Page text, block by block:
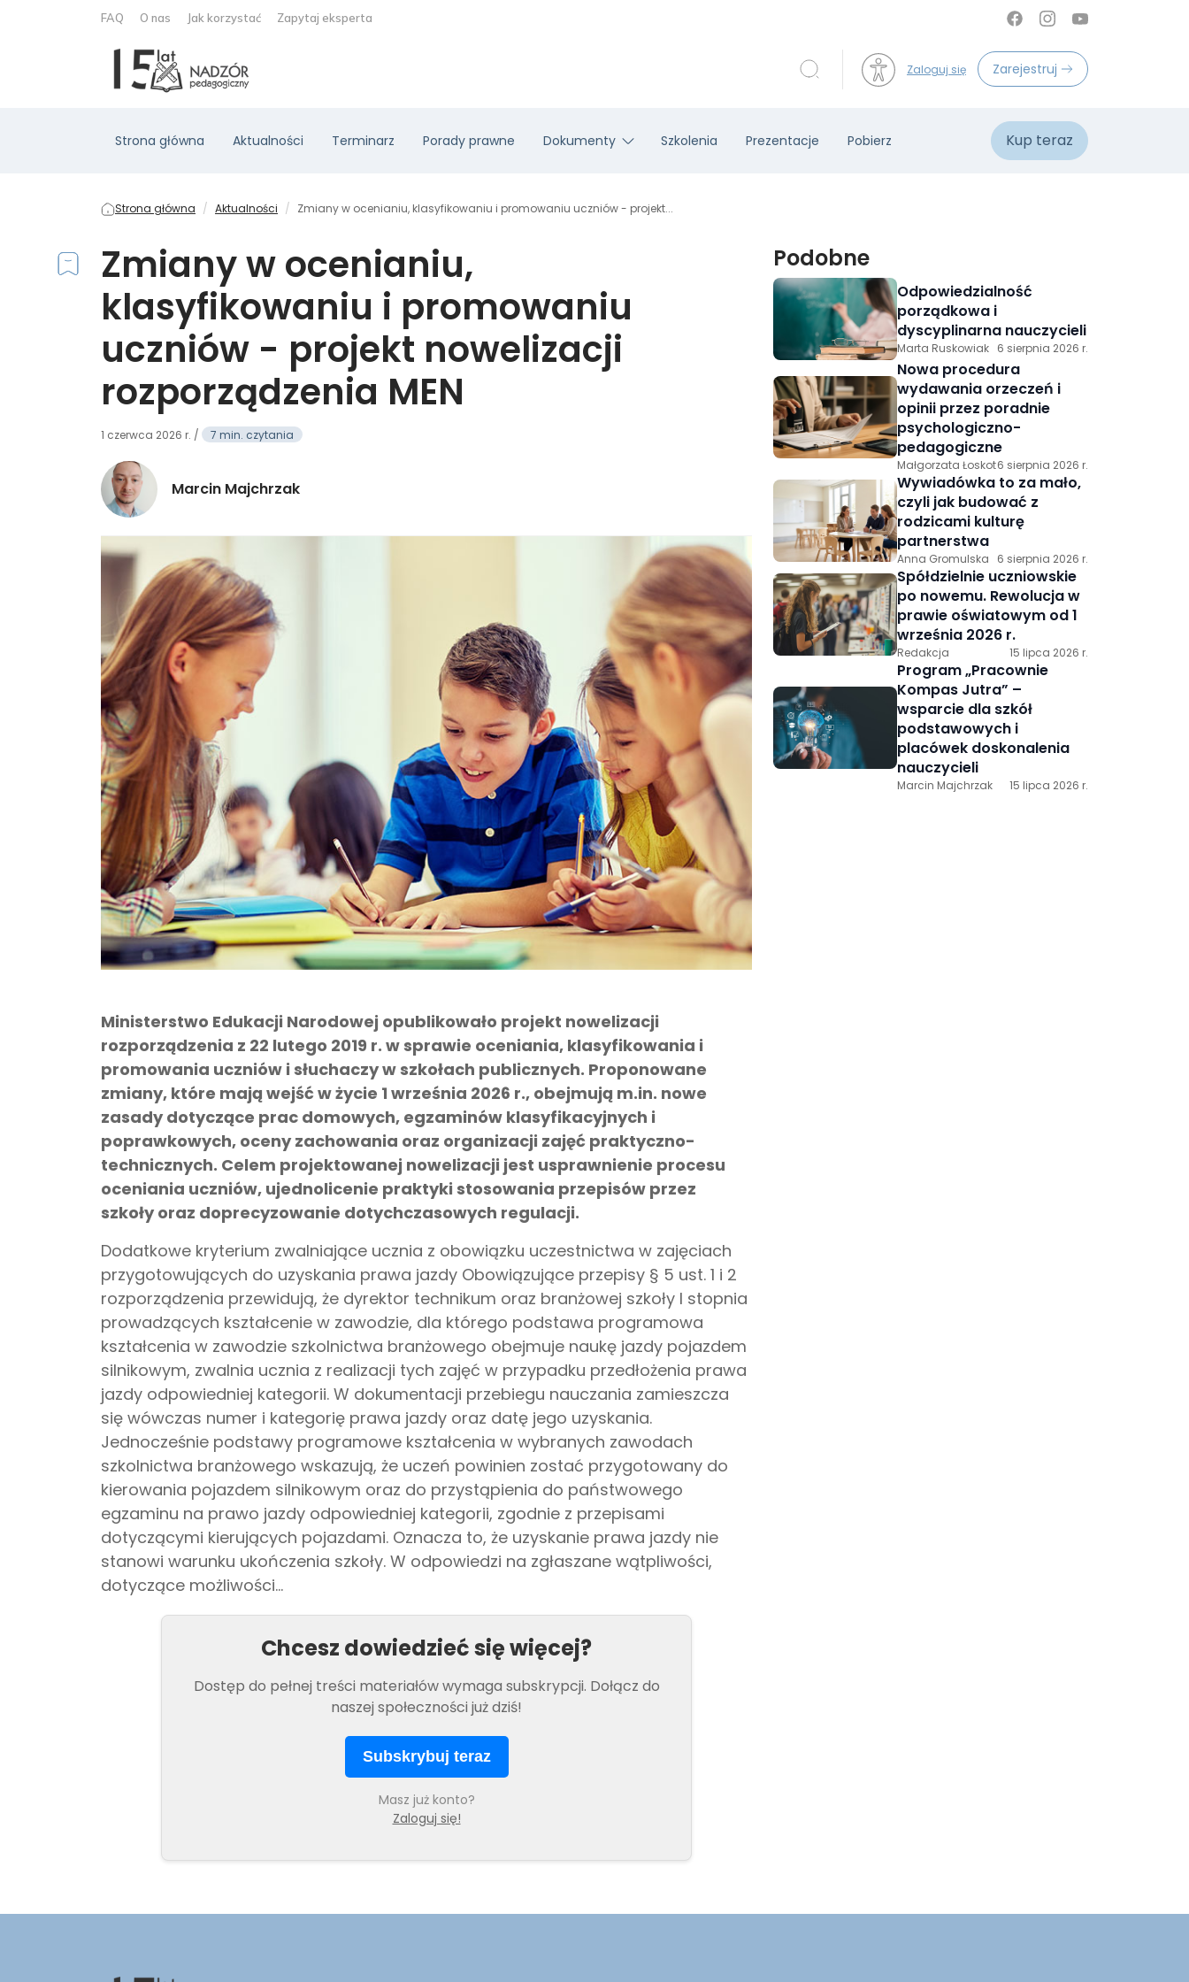
FAQ O nas Jak korzystać Zapytaj eksperta
Zaloguj się Zarejestruj
Strona główna Aktualności Terminarz Porady prawne Dokumenty Szkolenia Prezentacje Pobierz Kup teraz
Strona główna Aktualności Zmiany w ocenianiu, klasyfikowaniu i promowaniu uczniów - projekt...
Zmiany w ocenianiu,
klasyfikowaniu i promowaniu
uczniów - projekt nowelizacji
rozporządzenia MEN
1 czerwca 2026 r. / 7 min. czytania
Marcin Majchrzak
Ministerstwo Edukacji Narodowej opublikowało projekt nowelizacji
rozporządzenia z 22 lutego 2019 r. w sprawie oceniania, klasyfikowania i
promowania uczniów i słuchaczy w szkołach publicznych. Proponowane
zmiany, które mają wejść w życie 1 września 2026 r., obejmują m.in. nowe
zasady dotyczące prac domowych, egzaminów klasyfikacyjnych i
poprawkowych, oceny zachowania oraz organizacji zajęć praktyczno-
technicznych. Celem projektowanej nowelizacji jest usprawnienie procesu
oceniania uczniów, ujednolicenie praktyki stosowania przepisów przez
szkoły oraz doprecyzowanie dotychczasowych regulacji.
Dodatkowe kryterium zwalniające ucznia z obowiązku uczestnictwa w zajęciach
przygotowujących do uzyskania prawa jazdy Obowiązujące przepisy § 5 ust. 1 i 2
rozporządzenia przewidują, że dyrektor technikum oraz branżowej szkoły I stopnia
prowadzących kształcenie w zawodzie, dla którego podstawa programowa
kształcenia w zawodzie szkolnictwa branżowego obejmuje naukę jazdy pojazdem
silnikowym, zwalnia ucznia z realizacji tych zajęć w przypadku przedłożenia prawa
jazdy odpowiedniej kategorii. W dokumentacji przebiegu nauczania zamieszcza
się wówczas numer i kategorię prawa jazdy oraz datę jego uzyskania.
Jednocześnie podstawy programowe kształcenia w wybranych zawodach
szkolnictwa branżowego wskazują, że uczeń powinien zostać przygotowany do
kierowania pojazdem silnikowym oraz do przystąpienia do państwowego
egzaminu na prawo jazdy odpowiedniej kategorii, zgodnie z przepisami
dotyczącymi kierujących pojazdami. Oznacza to, że uzyskanie prawa jazdy nie
stanowi warunku ukończenia szkoły. W odpowiedzi na zgłaszane wątpliwości,
dotyczące możliwości...
Chcesz dowiedzieć się więcej?
Dostęp do pełnej treści materiałów wymaga subskrypcji. Dołącz do
naszej społeczności już dziś!
Subskrybuj teraz
Masz już konto?
Zaloguj się!
Podobne
Odpowiedzialność
porządkowa i
dyscyplinarna nauczycieli
Marta Ruskowiak 6 sierpnia 2026 r.
Nowa procedura
wydawania orzeczeń i
opinii przez poradnie
psychologiczno-
pedagogiczne
Małgorzata Łoskot6 sierpnia 2026 r.
Wywiadówka to za mało,
czyli jak budować z
rodzicami kulturę
partnerstwa
Anna Gromulska 6 sierpnia 2026 r.
Spółdzielnie uczniowskie
po nowemu. Rewolucja w
prawie oświatowym od 1
września 2026 r.
Redakcja 15 lipca 2026 r.
Program „Pracownie
Kompas Jutra” –
wsparcie dla szkół
podstawowych i
placówek doskonalenia
nauczycieli
Marcin Majchrzak 15 lipca 2026 r.